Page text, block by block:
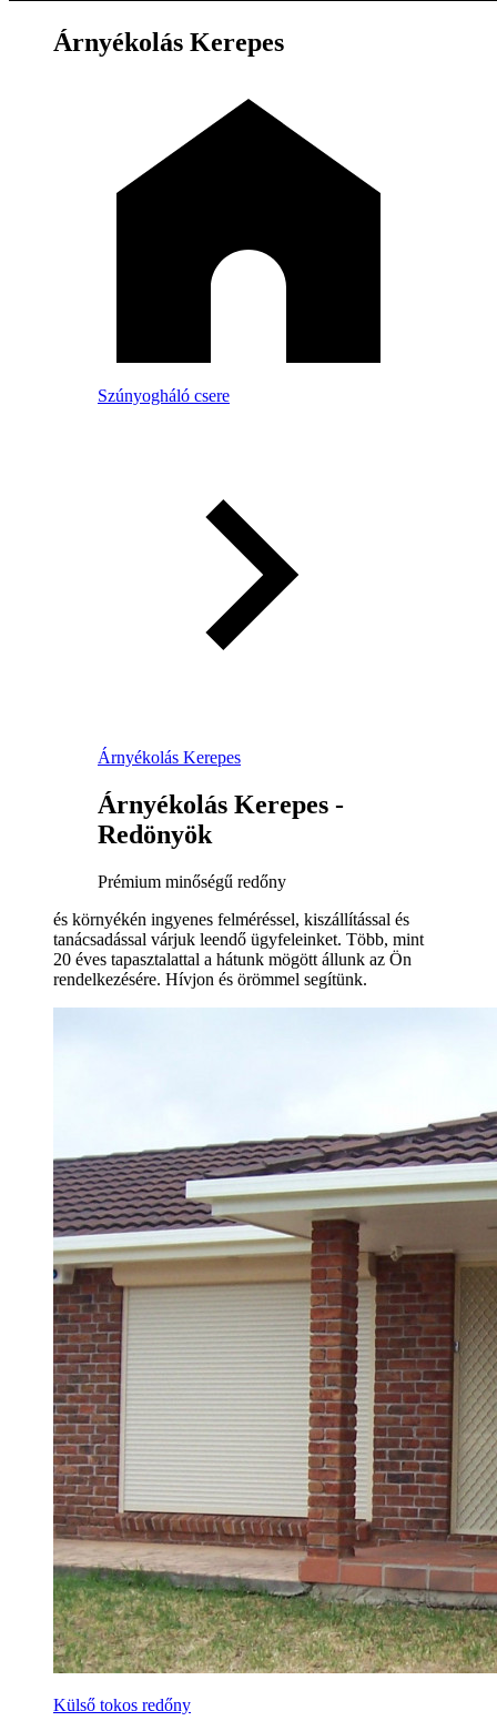
Árnyékolás Kerepes
Szúnyogháló csere
Árnyékolás Kerepes
Árnyékolás Kerepes -
Redönyök
Prémium minőségű redőny
és környékén ingyenes felméréssel, kiszállítással és
tanácsadással várjuk leendő ügyfeleinket. Több, mint
20 éves tapasztalattal a hátunk mögött állunk az Ön
rendelkezésére. Hívjon és örömmel segítünk.
Külső tokos redőny